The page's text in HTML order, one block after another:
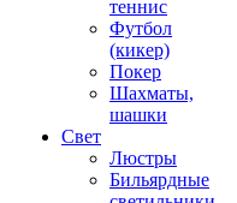
теннис
Футбол
(кикер)
Покер
Шахматы,
шашки
Свет
Люстры
Бильярдные